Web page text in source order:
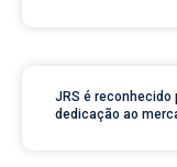
JRS é
dedicação ao